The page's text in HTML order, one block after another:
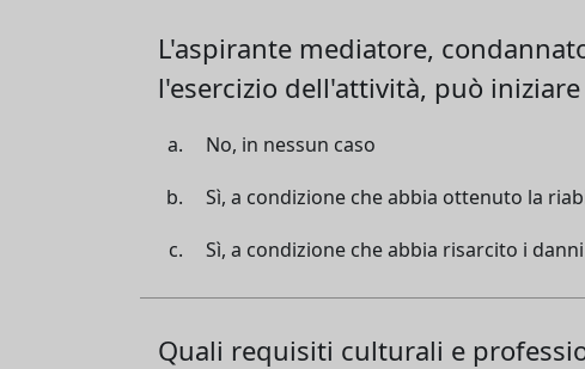
L'aspirante mediatore,
l'esercizio dell'attività, può
No, in nessun caso
Sì, a condizione che abbia ottenuto la
Sì, a condizione che abbia risarcito i
Quali requisiti culturali e